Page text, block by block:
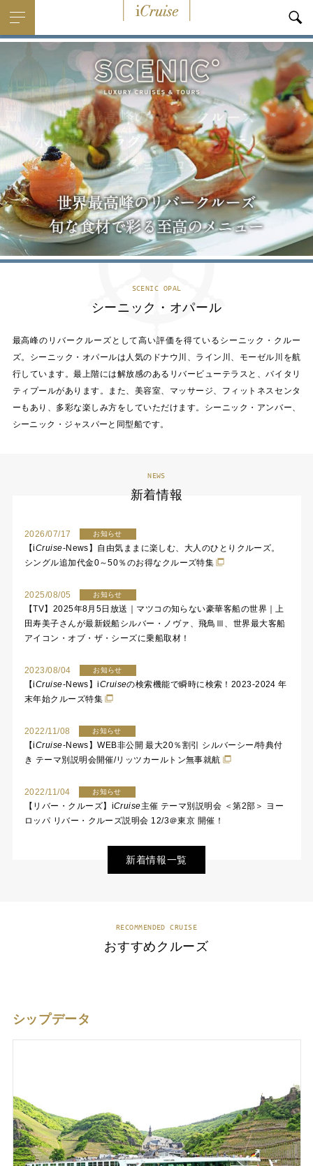
SCENIC OPAL
シーニック・オパール
最高峰のリバークルーズとして高い評価を得ているシーニック・クルー
ズ。シーニック・オパールは人気のドナウ川、ライン川、モーゼル川を航
行しています。最上階には解放感のあるリバービューテラスと、バイタリ
ティプールがあります。また、美容室、マッサージ、フィットネスセンタ
ーもあり、多彩な楽しみ方をしていただけます。シーニック・アンバー、
シーニック・ジャスパーと同型船です。
NEWS
新着情報
2026/07/17 お知らせ
【iCruise-News】自由気ままに楽しむ、大人のひとりクルーズ。
シングル追加代金0～50％のお得なクルーズ特集
2025/08/05 お知らせ
【TV】2025年8月5日放送｜マツコの知らない豪華客船の世界｜上
田寿美子さんが最新鋭船シルバー・ノヴァ、飛鳥Ⅲ、世界最大客船
アイコン・オブ・ザ・シーズに乗船取材！
2023/08/04 お知らせ
【iCruise-News】iCruiseの検索機能で瞬時に検索！2023-2024 年
末年始クルーズ特集
2022/11/08 お知らせ
【iCruise-News】WEB非公開 最大20％割引 シルバーシー/特典付
き テーマ別説明会開催/リッツカールトン無事就航
2022/11/04 お知らせ
【リバー・クルーズ】 iCruise主催 テーマ別説明会 ＜第2部＞ ヨー
ロッパ リバー・クルーズ説明会 12/3＠東京 開催！
新着情報一覧
RECOMMENDED CRUISE
おすすめクルーズ
シップデータ